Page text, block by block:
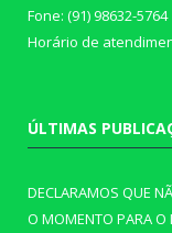
Fone: (91) 98632-5764
Horário de
ÚLTIMAS
DECLARAMOS QUE
O MOMENTO PARA O